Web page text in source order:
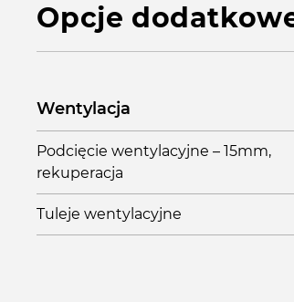
Opcje
Wentylacja
Podcięcie wentylacyjne – 15mm,
rekuperacja
Tuleje wentylacyjne